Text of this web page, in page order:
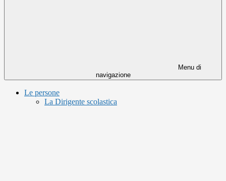
Menu di
navigazione
Le persone
La Dirigente scolastica